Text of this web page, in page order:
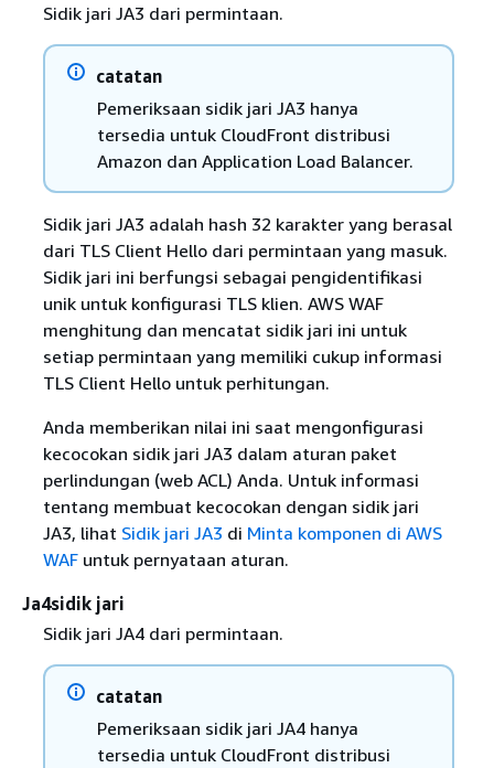
Sidik jari JA3 dari permintaan.
catatan
Pemeriksaan sidik jari JA3 hanya
tersedia untuk CloudFront distribusi
Amazon dan Application Load Balancer.
Sidik jari JA3 adalah hash 32 karakter yang berasal
dari TLS Client Hello dari permintaan yang masuk.
Sidik jari ini berfungsi sebagai pengidentifikasi
unik untuk konfigurasi TLS klien. AWS WAF
menghitung dan mencatat sidik jari ini untuk
setiap permintaan yang memiliki cukup informasi
TLS Client Hello untuk perhitungan.
Anda memberikan nilai ini saat mengonfigurasi
kecocokan sidik jari JA3 dalam aturan paket
perlindungan (web ACL) Anda. Untuk informasi
tentang membuat kecocokan dengan sidik jari
JA3, lihat Sidik jari JA3 di Minta komponen di AWS
WAFuntuk pernyataan aturan.
Ja4sidik jari
Sidik jari JA4 dari permintaan.
catatan
Pemeriksaan sidik jari JA4 hanya
tersedia untuk CloudFront distribusi